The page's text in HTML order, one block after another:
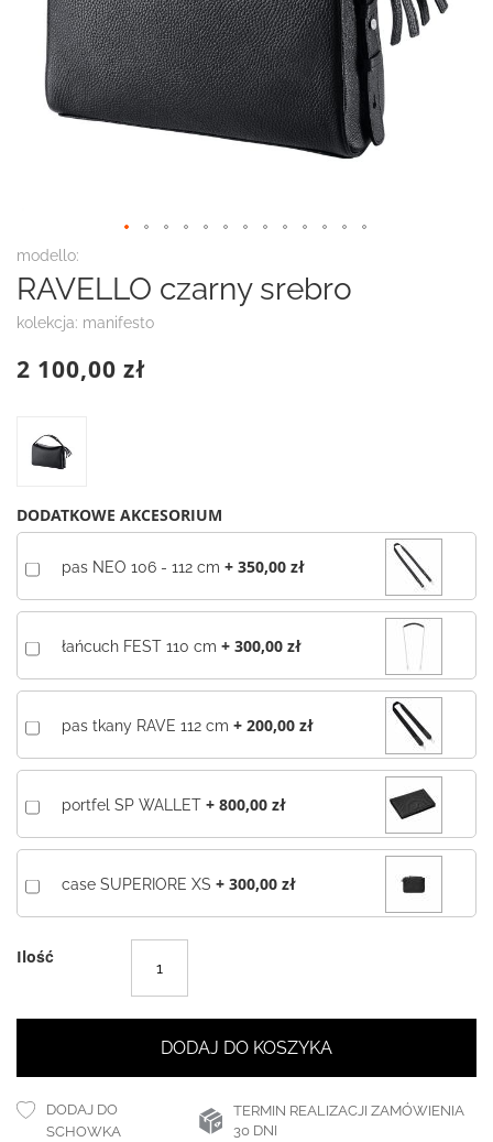
modello:
RAVELLO czarny srebro
kolekcja: manifesto
2 100,00 zł
DODATKOWE AKCESORIUM
pas NEO 106 - 112 cm + 350,00 zł
łańcuch FEST 110 cm + 300,00 zł
pas tkany RAVE 112 cm + 200,00 zł
portfel SP WALLET + 800,00 zł
case SUPERIORE XS + 300,00 zł
Ilość
DODAJ DO KOSZYKA
DODAJ DO
SCHOWKA
TERMIN REALIZACJI ZAMÓWIENIA
30 DNI
Przejdź
na
początek
galerii